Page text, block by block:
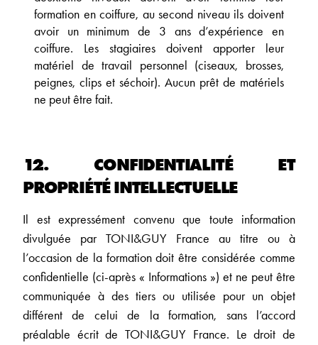
formation en coiffure, au second niveau ils doivent
avoir un minimum de 3 ans d’expérience en
coiffure. Les stagiaires doivent apporter leur
matériel de travail personnel (ciseaux, brosses,
peignes, clips et séchoir). Aucun prêt de matériels
ne peut être fait.
12. CONFIDENTIALITÉ ET
PROPRIÉTÉ INTELLECTUELLE
Il est expressément convenu que toute information
divulguée par TONI&GUY France au titre ou à
l’occasion de la formation doit être considérée comme
confidentielle (ci-après « Informations ») et ne peut être
communiquée à des tiers ou utilisée pour un objet
différent de celui de la formation, sans l’accord
préalable écrit de TONI&GUY France. Le droit de